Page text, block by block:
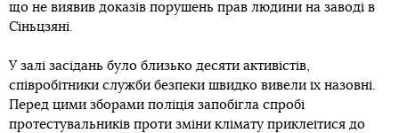
що не виявив доказів порушень прав людини на заводі в
Сіньцзяні.
У залі засідань було близько десяти активістів,
співробітники служби безпеки швидко вивели їх назовні.
Перед цими зборами поліція запобігла спробі
протестувальників проти зміни клімату приклеїтися до